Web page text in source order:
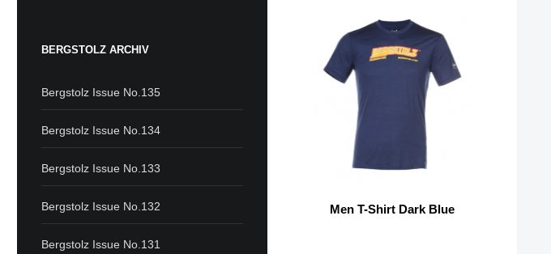
BERGSTOLZ ARCHIV
Bergstolz Issue No.135
Bergstolz Issue No.134
Bergstolz Issue No.133
Bergstolz Issue No.132
Bergstolz Issue No.131
Men T-Shirt Dark Blue